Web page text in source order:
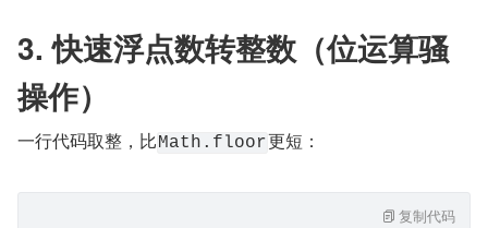
3. 快速浮点数转整数（位运算骚
操作）
一行代码取整，比Math.floor更短：
复制代码